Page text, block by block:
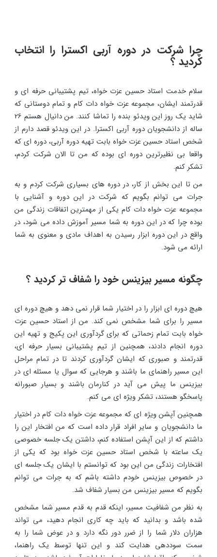
چرا شرکت در دوره آربی اکسترا را انتخاب
کردید ؟
سلام خدمت استاد حسین عزت خواه، تیم پشتیبانی حرفه ای و
قدرتمند ایشان، مجموعه عزت خواه دات کام و تمام دوستانی که
شاید یک روز این ویدئو بنده را تماشا کنند. من دانیال هستم 26
ساله از دانشجویان دوره آربی اکسترا. در این ویدئو قصد دارم از
شخص استاد حسین عزت خواه بابت تهیه دوره آربی، دوره ای که
واقعا بی نظیرترین دوره ای بوده که من تا الان شرکت کردم،
تشکر کنم.
من تا این بخش از کار، در دوره های بسیاری شرکت کردم و به
جرات می توانم بگویم که شرکت در این دوره و آشنایی با
مجموعه عزت خواه دات کام یکی از مهمترین اتفاقات زندگی من
بوده چرا که در این دوره به شما مسیر آموزش داده می شود، در
واقع در این دوره ابزار رسیدن به اهداف مادی و معنوی به شما
ارائه می شود.
چگونه مسیر بیزینس خود را شفاف تر کردید ؟
هیچ دوره ای ابزار را در اختیار شما قرار نمی دهد و هیچ دوره ای
مسیر را برای شما مشخص نمی کند. من از استاد حسین عزت
خواه بابت تمام زحماتی که برای گردآوری این پکیج و تهیه این
دوره انجام دادند، همچنین از تیم پشتیبانی بسیار حرفه ای،
قدرتمند و صبوری که ایشان گردآوری کردند تا در تمام مراحل
این مسیر راهنمای ما باشند و هرجایی که سوال یا مسئله ای در
بیزینس ما پیش می آید در کنارمان باشند و بسیار صبورانه
پاسخگو هستند، تشکر ویژه ای می کنم.
همچنین آپشن ویژه ای که مجموعه عزت خواه دات کام در اختیار
ما دانشجویان و سایر افراد قرار داده است که من افتخار این را
داشتم که از این آپشن استفاده کنم، داشتن یک جلسه خصوصی
یک ساعته با شخص استاد حسین عزت خواه بود که یکی از
افتخارات زندگی من این بود که توانستم با ایشان یک جلسه ای
در خصوص بیزینس خودم داشته باشم که به جرات می توانم
بگویم که مسیر بیزینس من بسیار شفاف شد.
به نظر من شفافیت مسیر، اینکه قدم به قدم مسیر شما مشخص
شده باشد و بدانید که باید چه کاری انجام دهید، می تواند
هزاران دلار شما را از ضرر دور نگه دارد و در عوض شما را به
سمت سوددهی هدایت کند و این تنها توسط یک راهنما،